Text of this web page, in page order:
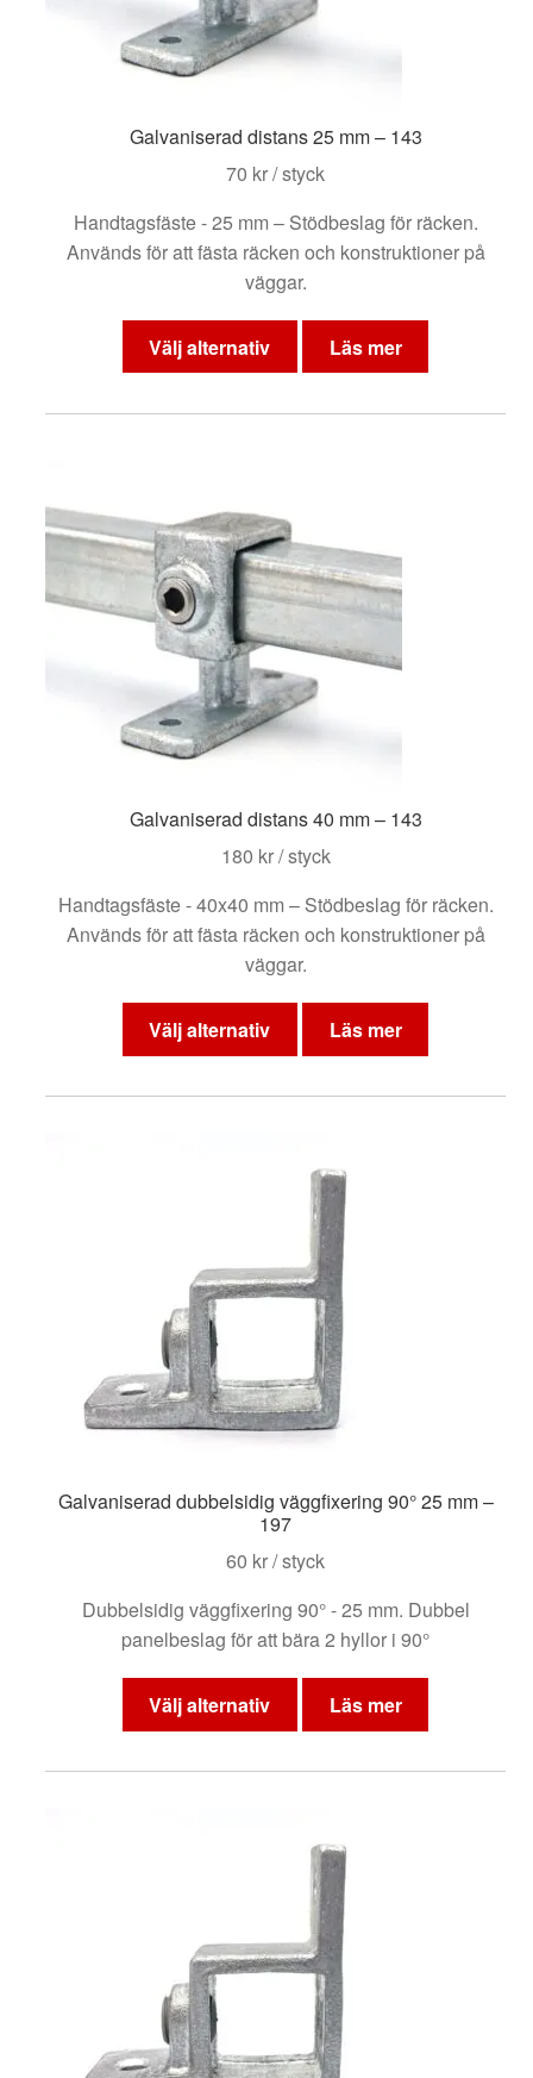
Galvaniserad distans 25 mm – 143
70 kr/ styck
Handtagsfäste - 25 mm – Stödbeslag för räcken.
Används för att fästa räcken och konstruktioner på
väggar.
Välj alternativ
produkten
alternativen
kan
väljas
på
produktsidan
Läs mer
Galvaniserad distans 40 mm – 143
180 kr/ styck
Handtagsfäste - 40x40 mm – Stödbeslag för räcken.
Används för att fästa räcken och konstruktioner på
väggar.
Välj alternativ
produkten
De
olika
alternativen
kan
väljas
på
produktsidan
Läs mer
Galvaniserad dubbelsidig väggfixering 90° 25 mm –
197
60 kr/ styck
Dubbelsidig väggfixering 90° - 25 mm. Dubbel
panelbeslag för att bära 2 hyllor i 90°
Välj alternativ
produkten
De
olika
alternativen
kan
väljas
på
produktsidan
Läs mer